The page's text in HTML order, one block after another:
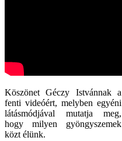
Köszönet Géczy Istvánnak a
fenti videóért, melyben egyéni
látásmódjával mutatja meg,
hogy milyen gyöngyszemek
közt élünk.